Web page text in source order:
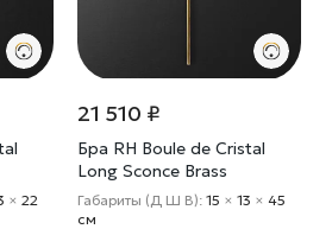
× 22
21 510 ₽
Бра RH Boule de Cristal
Long Sconce Brass
Габариты (Д Ш В): 15 × 13 × 45
cм